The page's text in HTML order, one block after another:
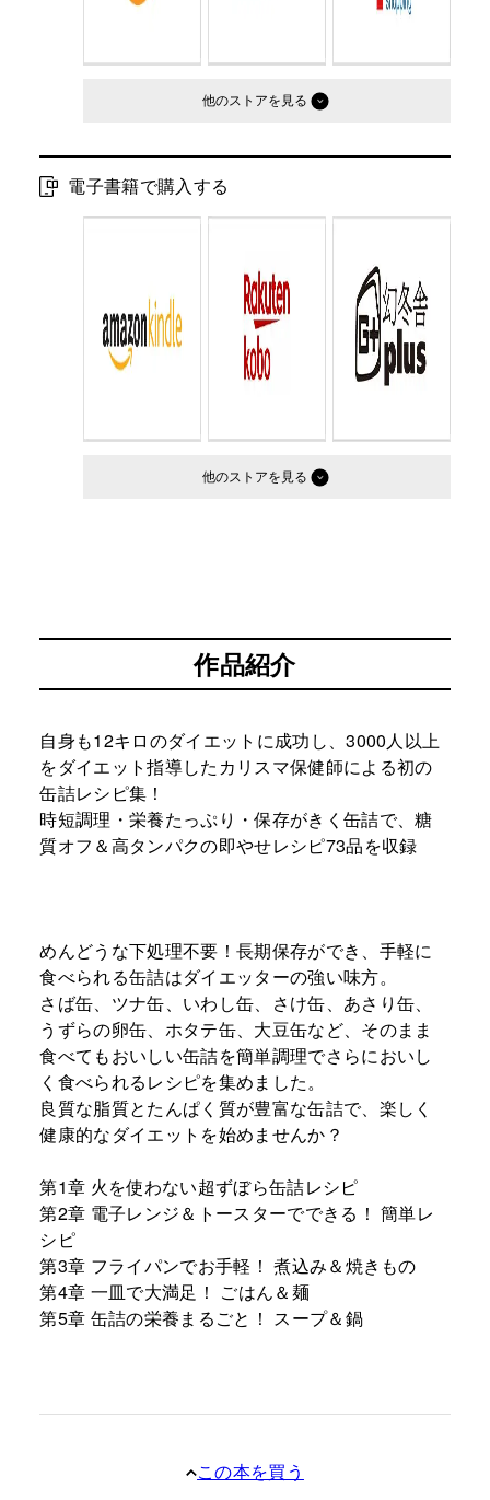
他のストア
電子書籍で購入する
他のストア
作品紹介
自身も12キロのダイエットに成功し、3000人以上
をダイエット指導したカリスマ保健師による初の
缶詰レシピ集！
時短調理・栄養たっぷり・保存がきく缶詰で、糖
質オフ＆高タンパクの即やせレシピ73品を収録
めんどうな下処理不要！長期保存ができ、手軽に
食べられる缶詰はダイエッターの強い味方。
さば缶、ツナ缶、いわし缶、さけ缶、あさり缶、
うずらの卵缶、ホタテ缶、大豆缶など、そのまま
食べてもおいしい缶詰を簡単調理でさらにおいし
く食べられるレシピを集めました。
良質な脂質とたんぱく質が豊富な缶詰で、楽しく
健康的なダイエットを始めませんか？
第1章 火を使わない超ずぼら缶詰レシピ
第2章 電子レンジ＆トースターでできる！ 簡単レ
シピ
第3章 フライパンでお手軽！ 煮込み＆焼きもの
第4章 一皿で大満足！ ごはん＆麺
第5章 缶詰の栄養まるごと！ スープ＆鍋
この本を買う